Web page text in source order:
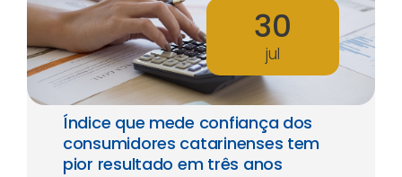
30
jul
Índice que mede confiança dos
consumidores catarinenses tem
pior resultado em três anos